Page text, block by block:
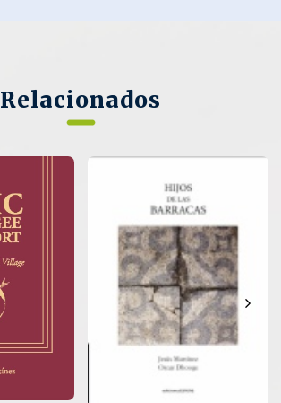
Relacionados